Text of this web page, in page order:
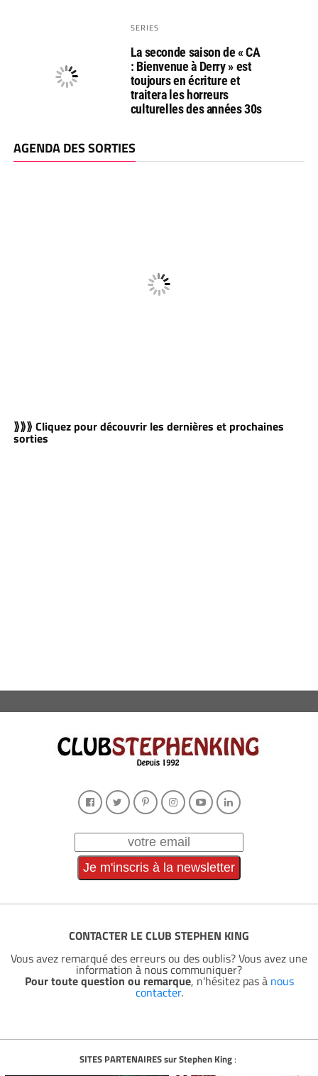
SERIES
La seconde saison de « CA
: Bienvenue à Derry » est
toujours en écriture et
traitera les horreurs
culturelles des années 30s
AGENDA DES SORTIES
⟫⟫⟫ Cliquez pour découvrir les dernières et prochaines
sorties
CONTACTER LE CLUB STEPHEN KING
Vous avez remarqué des erreurs ou des oublis? Vous avez une
information à nous communiquer?
Pour toute question ou remarque, n'hésitez pas à nous
contacter.
SITES PARTENAIRES sur Stephen King: